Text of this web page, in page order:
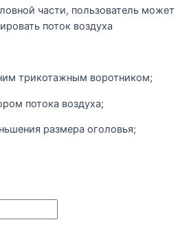
части, пользователь может
поток воздуха
трикотажным воротником;
потока воздуха;
размера оголовья;